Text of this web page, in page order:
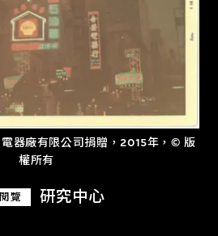
器廠有限公司捐贈，2015年，© 版
權所有
覽 研究中心
十及二十一世紀視覺